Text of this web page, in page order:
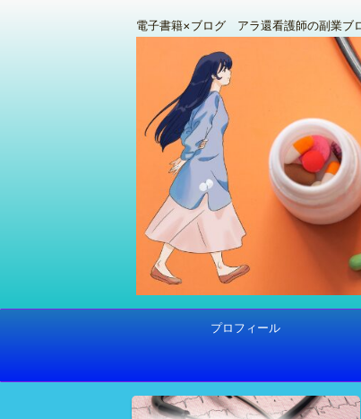
電子書籍×ブログ アラ還看護師の副業ブ
プロフィール